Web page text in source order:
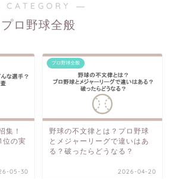
―
プロ野球全般
集！
位の実
05-30
プロ野球全般
野球の不文律とは？プロ野球
とメジャーリーグで違いはあ
る？破ったらどうなる？
2026-04-20